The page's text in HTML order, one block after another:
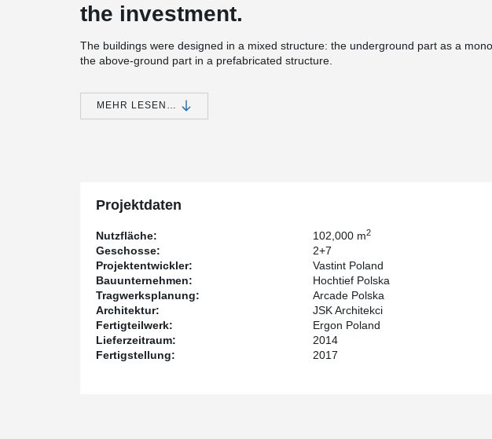
the investment.
The buildings were designed in a mixed structure: the underground part as a
the above-ground part in a prefabricated structure.
buildings meet the highest LEED certification standards.
MEHR LESEN…
Projektdaten
Nutzfläche: 102,000 m2
Geschosse:
2+7
Projektentwickler:
Vastint Poland
Bauunternehmen:
Hochtief Polska
Tragwerksplanung:
Arcade Polska
Architektur:
JSK Architekci
Fertigteilwerk:
Ergon Poland
Lieferzeitraum:
2014
Fertigstellung:
2017